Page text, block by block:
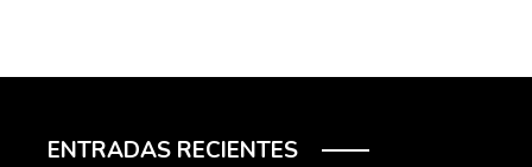
ENTRADAS RECIENTES